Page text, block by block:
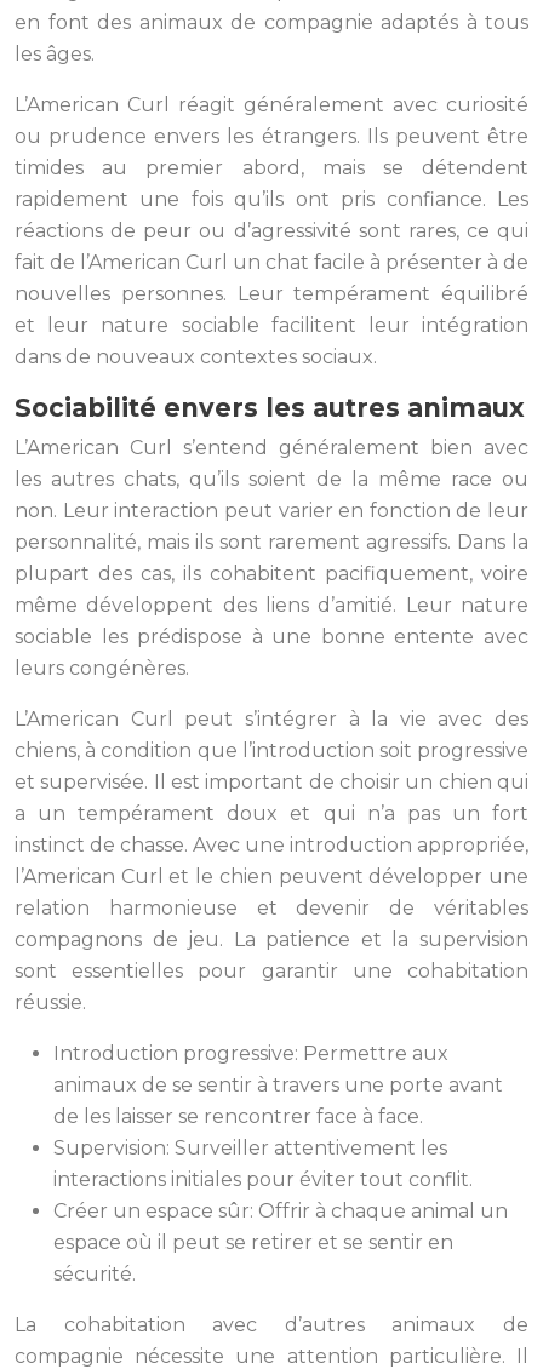
en font des animaux de compagnie adaptés à tous
les âges.
L’American Curl réagit généralement avec curiosité
ou prudence envers les étrangers. Ils peuvent être
timides au premier abord, mais se détendent
rapidement une fois qu’ils ont pris confiance. Les
réactions de peur ou d’agressivité sont rares, ce qui
fait de l’American Curl un chat facile à présenter à de
nouvelles personnes. Leur tempérament équilibré
et leur nature sociable facilitent leur intégration
dans de nouveaux contextes sociaux.
Sociabilité envers les autres animaux
L’American Curl s’entend généralement bien avec
les autres chats, qu’ils soient de la même race ou
non. Leur interaction peut varier en fonction de leur
personnalité, mais ils sont rarement agressifs. Dans la
plupart des cas, ils cohabitent pacifiquement, voire
même développent des liens d’amitié. Leur nature
sociable les prédispose à une bonne entente avec
leurs congénères.
L’American Curl peut s’intégrer à la vie avec des
chiens, à condition que l’introduction soit progressive
et supervisée. Il est important de choisir un chien qui
a un tempérament doux et qui n’a pas un fort
instinct de chasse. Avec une introduction appropriée,
l’American Curl et le chien peuvent développer une
relation harmonieuse et devenir de véritables
compagnons de jeu. La patience et la supervision
sont essentielles pour garantir une cohabitation
réussie.
Introduction progressive: Permettre aux
animaux de se sentir à travers une porte avant
de les laisser se rencontrer face à face.
Supervision: Surveiller attentivement les
interactions initiales pour éviter tout conflit.
Créer un espace sûr: Offrir à chaque animal un
espace où il peut se retirer et se sentir en
sécurité.
La cohabitation avec d’autres animaux de
compagnie nécessite une attention particulière. Il